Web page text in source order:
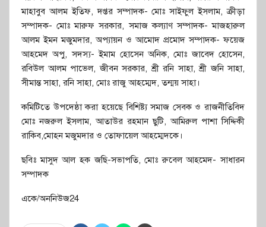
মাহাবুব আলম ইতিফ, দপ্তর সম্পাদক- মোঃ সাইফুল ইসলাম, ক্রীড়া
সম্পাদক- মোঃ মারুফ সরকার, সমাজ কল্যাণ সম্পাদক- মাজহারুল
আলম ইমন মজুমদার, অপ্যায়ন ও আমোদ প্রমোদ সম্পাদক- ফয়েজ
আহমেদ অপু, সদস্য- ইমাম হোসেন অনিক, মোঃ জাবেদ হোসেন,
রবিউল আলম পাভেল, জীবন সরকার, শ্রী রনি সাহা, শ্রী জনি সাহা,
সীমান্ত সাহা, রনি সাহা, মোঃ রাজু আহম্মেদ, তন্ময় সাহা।
কমিটিতে উপদেষ্ঠা করা হয়েছে বিশিষ্ট্য সমাজ সেবক ও রাজনীতিবিদ
মোঃ নজরুল ইসলাম, আতাউর রহমান ছুটি, আমিরুল পাশা সিদ্দিকী
রাকিব,মোহন মজুমদার ও তোফায়েল আহম্মেদকে।
ছবিঃ মাসুদ আল হক জছি-সভাপতি, মোঃ রুবেল আহমেদ- সাধারন
সম্পাদক
একে/অননিউজ24